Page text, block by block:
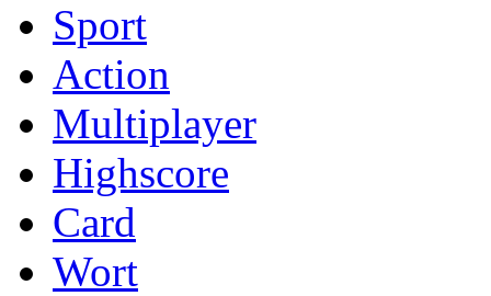
Sport
Action
Multiplayer
Highscore
Card
Wort